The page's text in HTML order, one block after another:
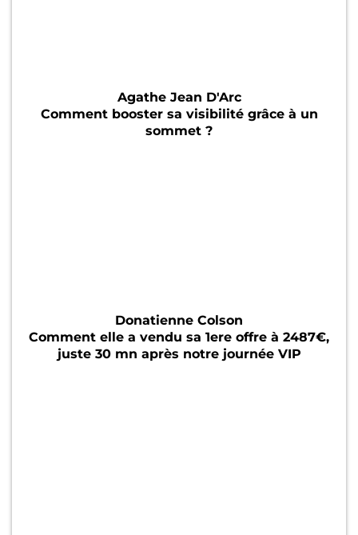
Agathe Jean D'Arc
Comment booster sa visibilité grâce à un
sommet ?
Donatienne Colson
Comment elle a vendu sa 1ere offre à 2487€,
juste 30 mn après notre journée VIP